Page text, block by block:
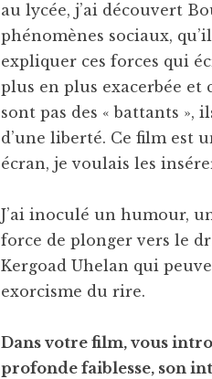
au lycée, j’ai découvert
phénomènes sociaux,
expliquer ces forces qui
plus en plus exacerbée
sont pas des « battants »,
d’une liberté. Ce film est
écran, je voulais les
J’ai inoculé un humour,
force de plonger vers le
Kergoad Uhelan qui
exorcisme du rire.
Dans votre film, vous
profonde faiblesse, son